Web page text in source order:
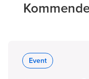
Event